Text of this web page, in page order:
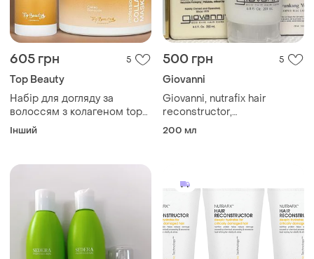
605 грн 5
Top Beauty
Набір для догляду за
волоссям з колагеном top
beauty professional collagen
реконструктор)
Інший
500 грн 5
Giovanni
Giovanni, nutrafix hair
reconstructor,
реконструктор для
200 мл